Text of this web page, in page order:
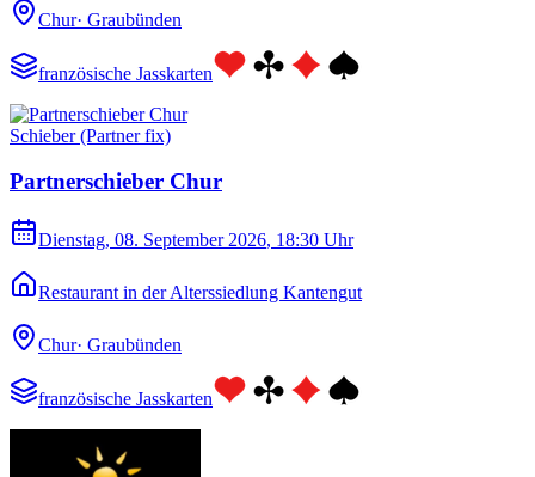
Chur· Graubünden
französische Jasskarten
Schieber (Partner fix)
Partnerschieber Chur
Dienstag, 08. September 2026, 18:30 Uhr
Restaurant in der Alterssiedlung Kantengut
Chur· Graubünden
französische Jasskarten